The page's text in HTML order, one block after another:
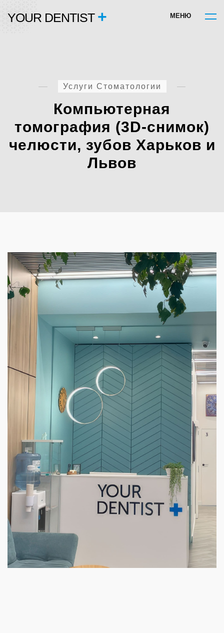
YOUR DENTIST + М ЕН Ю
Услуги Стоматологии
Компьютерная
томография (3D-снимок)
челюсти, зубов Харьков и
Львов